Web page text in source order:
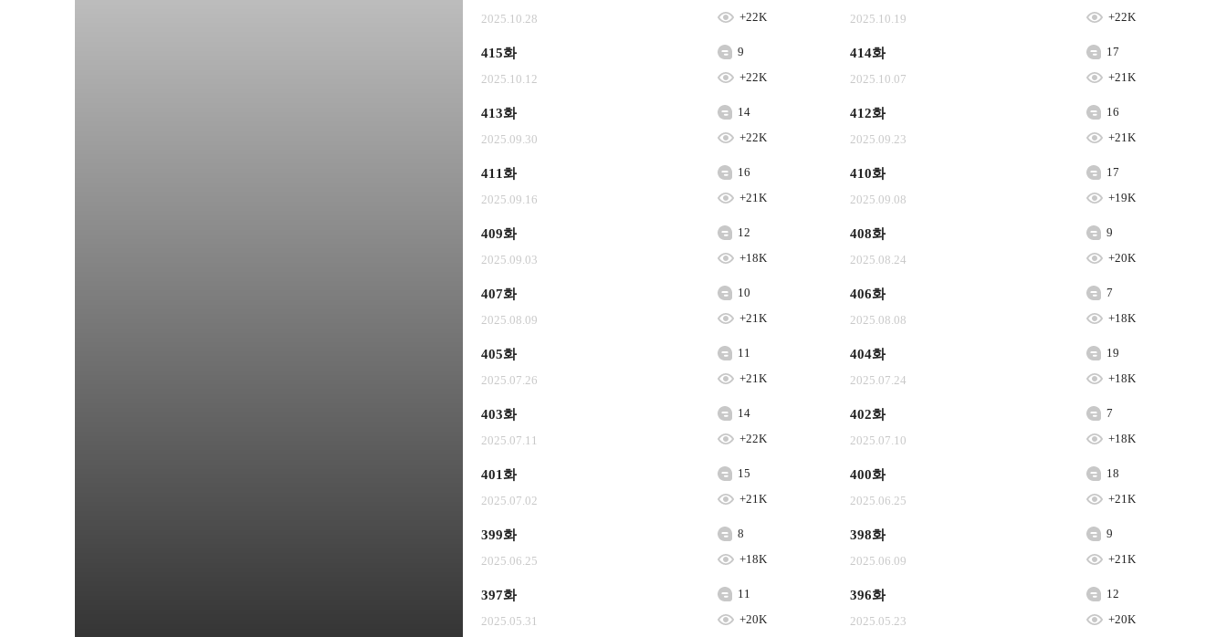
2025.10.28 +22K 2025.10.19 +22K
415화
2025.10.12
9
+22K
414화
2025.10.07
17
+21K
413화
2025.09.30
14
+22K
412화
2025.09.23
16
+21K
411화
2025.09.16
16
+21K
410화
2025.09.08
17
+19K
409화
2025.09.03
12
+18K
408화
2025.08.24
9
+20K
407화
2025.08.09
10
+21K
406화
2025.08.08
7
+18K
405화
2025.07.26
11
+21K
404화
2025.07.24
19
+18K
403화
2025.07.11
14
+22K
402화
2025.07.10
7
+18K
401화
2025.07.02
15
+21K
400화
2025.06.25
18
+21K
399화
2025.06.25
8
+18K
398화
2025.06.09
9
+21K
397화
2025.05.31
11
+20K
396화
2025.05.23
12
+20K